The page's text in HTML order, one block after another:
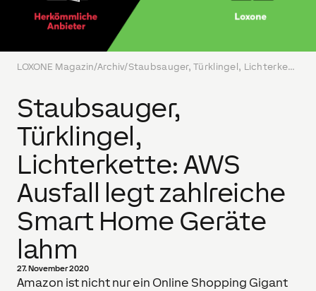
LOXONE Magazin/Archiv/ Staubsauger, Türklingel, Lichterkette: AWS Ausfall legt zahlreiche Smart Home Geräte lahm
Staubsauger,
Türklingel,
Lichterkette: AWS
Ausfall legt zahlreiche
Smart Home Geräte
lahm
27. November 2020
Amazon ist nicht nur ein Online Shopping Gigant